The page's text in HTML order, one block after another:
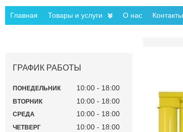
Главная Товары и услуги О нас Контакты
ГРАФИК РАБОТЫ
ПОНЕДЕЛЬНИК 10:00 18:00
ВТОРНИК 10:00 18:00
СРЕДА 10:00 18:00
ЧЕТВЕРГ 10:00 18:00